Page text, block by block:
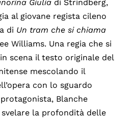
Giuliadi Strindberg,
al giovane regista cileno
di Un tram che si chiama
Williams. Una regia che si
scena il testo originale del
mescolando il
con lo sguardo
Blanche
la profondità delle